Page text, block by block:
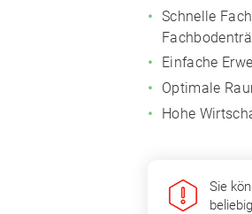
Schnelle
Einfache
Optimale
Hohe
Sie